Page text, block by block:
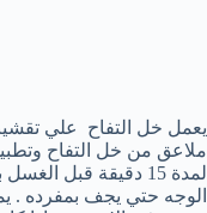
ملاعق من خل التفاح
لمدة 15 دقيقة قبل
الوجه حتي يجف بمفرده .